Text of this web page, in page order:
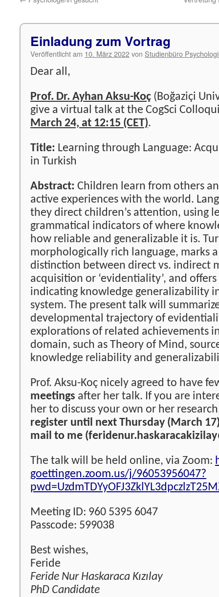
Einladung zum Vortrag
Veröffentlicht am 10. März 2022von Studienbüro
Dear all,
Prof. Dr. Ayhan Aksu-Koç (Boğaziçi
give a virtual talk at the CogSci
March 24, at 12:15 (CET).
Title: Learning through Language:
in Turkish
Abstract: Children learn from others
active experiences with the world.
they direct children’s attention, using
grammatical indicators of where
how reliable and generalizable it is.
morphologically rich language, marks
distinction between direct vs. indirect
acquisition or ‘evidentiality’, and offers
indicating knowledge generalizability
system. The present talk will
developmental trajectory of
explorations of related achievements
domain, such as Theory of Mind,
knowledge reliability and
Prof. Aksu-Koç nicely agreed to have
meetings after her talk. If you are
her to discuss your own or her
register until next Thursday (March
mail to me
The talk will be held online, via Zoom:
goettingen.zoom.us/j/96053956047?
Meeting ID: 960 5395 6047
Passcode: 599038
Best wishes,
Feride
Feride Nur Haskaraca Kızılay
PhD Candidate